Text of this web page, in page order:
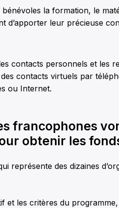
la formation, le
d’apporter leur précieuse
contacts personnels et les
contacts virtuels par
ou Internet.
francophones
obtenir les
représente des dizaines
et les critères du